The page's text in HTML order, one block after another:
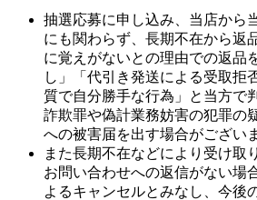
抽選応募に申し込み、当店から
にも関わらず、長期不在から返
に覚えがないとの理由での返品
し」「代引き発送による受取拒
質で自分勝手な行為」と当方で
詐欺罪や偽計業務妨害の犯罪の
への被害届を出す場合がござい
また長期不在などにより受け取
お問い合わせへの返信がない場
よるキャンセルとみなし、今後